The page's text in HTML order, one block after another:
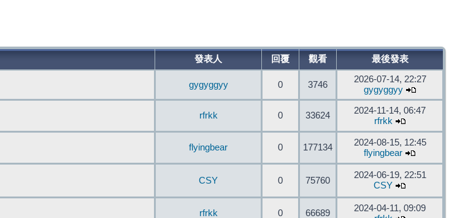
發表人 回覆 觀看 最後發表
gygyggyy 0 3746
2026-07-14, 22:27
gygyggyy
rfrkk 0 33624
2024-11-14, 06:47
rfrkk
flyingbear 0 177134
2024-08-15, 12:45
flyingbear
CSY 0 75760
2024-06-19, 22:51
CSY
rfrkk 0 66689
2024-04-11, 09:09